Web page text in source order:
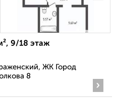
9/18 этаж
ЖК Город
8
›